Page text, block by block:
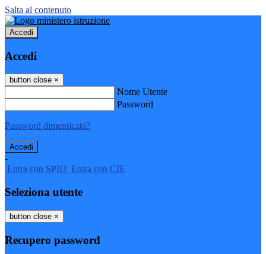
Salta al contenuto
Accedi
Accedi
button close ×
Nome Utente
Password
Password dimenticata?
-
Entra con SPID Entra con CIE
Seleziona utente
button close ×
Recupero password